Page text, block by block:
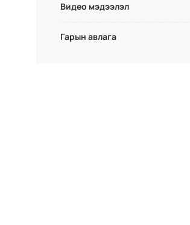
Видео мэдээлэл
Гарын авлага